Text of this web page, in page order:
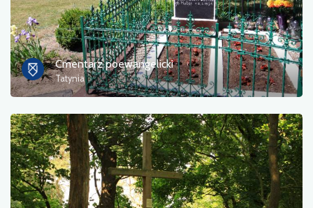
Cmentarz poewangelicki
Tatynia